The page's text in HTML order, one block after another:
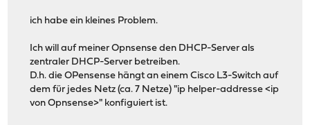
ich habe ein kleines Problem.
Ich will auf meiner Opnsense den DHCP-Server als
zentraler DHCP-Server betreiben.
D.h. die OPensense hängt an einem Cisco L3-Switch auf
dem für jedes Netz (ca. 7 Netze) "ip helper-addresse <ip
von Opnsense>" konfiguiert ist.